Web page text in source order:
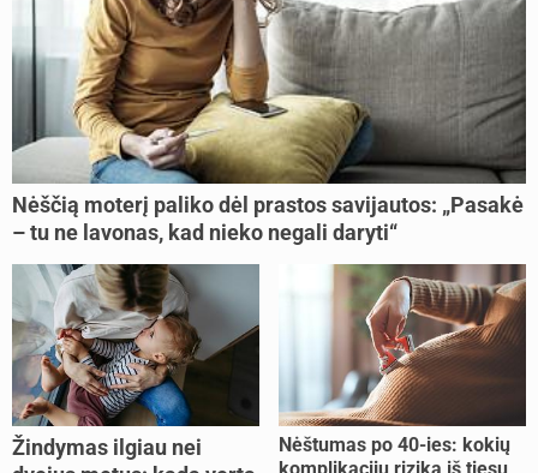
Nėščią moterį paliko dėl prastos savijautos: „Pasakė
– tu ne lavonas, kad nieko negali daryti“
Žindymas ilgiau nei
Nėštumas po 40-ies: kokių
komplikacijų rizika iš tiesų